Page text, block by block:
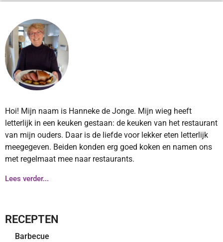
Hoi! Mijn naam is Hanneke de Jonge. Mijn wieg heeft
letterlijk in een keuken gestaan: de keuken van het restaurant
van mijn ouders. Daar is de liefde voor lekker eten letterlijk
meegegeven. Beiden konden erg goed koken en namen ons
met regelmaat mee naar restaurants.
Lees verder...
RECEPTEN
Barbecue